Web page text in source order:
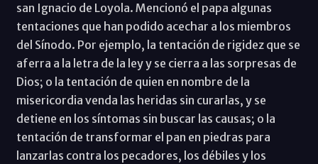
san Ignacio de Loyola. Mencionó el papa algunas
tentaciones que han podido acechar a los miembros
del Sínodo. Por ejemplo, la tentación de rigidez que se
aferra a la letra de la ley y se cierra a las sorpresas de
Dios; o la tentación de quien en nombre de la
misericordia venda las heridas sin curarlas, y se
detiene en los síntomas sin buscar las causas; o la
tentación de transformar el pan en piedras para
lanzarlas contra los pecadores, los débiles y los